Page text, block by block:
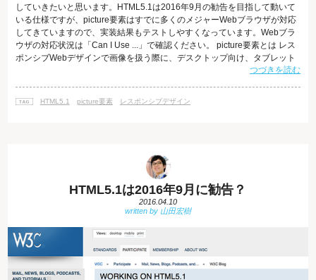
していきたいと思います。HTML5.1は2016年9月の勧告を目指して動いて
いる仕様ですが、picture要素はすでに多くのメジャーWebブラウザが対応
してきていますので、実装結果もテストしやすくなっています。Webブラ
ウザの対応状況は「Can I Use ...」で確認ください。 picture要素とは レス
ポンシブWebデザインで画像を扱う際に、デスクトップ向け、タブレット
向け、モバイル向けと、それぞれの画面解像度に最適化された画像を扱う
2,000pxの画像をモバイルサイトでもそのまま使っていては読み込みに時間
つづきを読む
HTML5.1 picture要素 レスポンシブデザイン
HTML5.1は2016年9月に勧告？
2016.04.10